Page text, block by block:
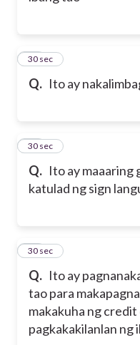
Q. Ito ay
22
30 sec
Q. Ito ay maaaring
katulad ng sign
23
30 sec
Q. Ito ay
tao para
makakuha ng
pagkakakilanlan ng
24
30 sec